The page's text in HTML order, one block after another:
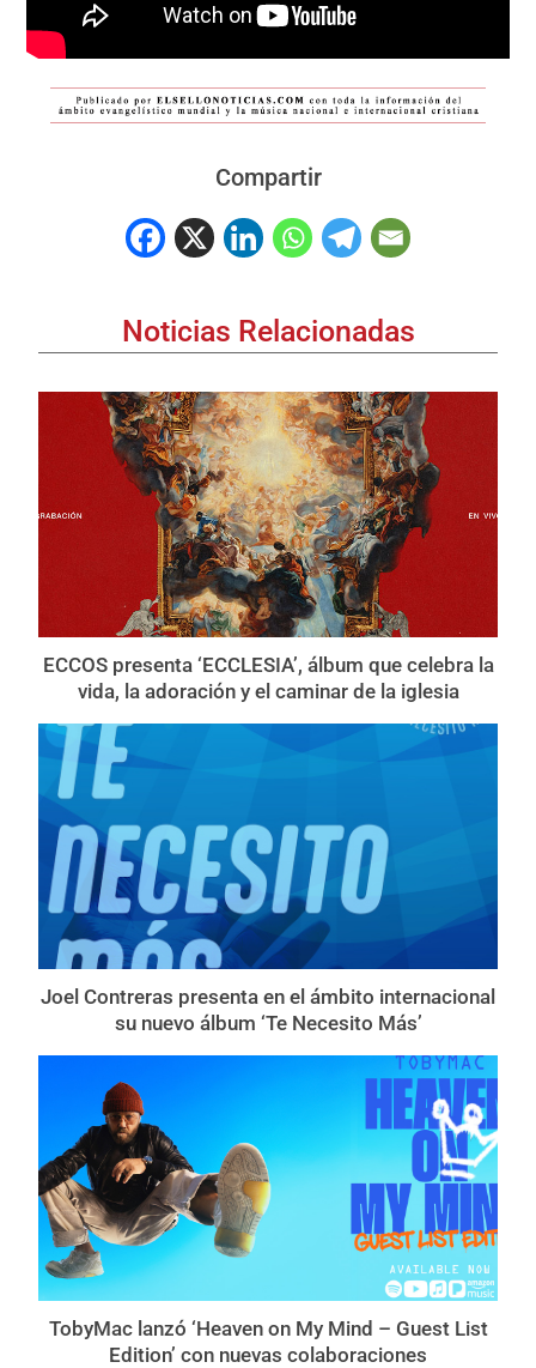
Compartir
Noticias Relacionadas
ECCOS presenta ‘ECCLESIA’, álbum que celebra la
vida, la adoración y el caminar de la iglesia
Joel Contreras presenta en el ámbito internacional
su nuevo álbum ‘Te Necesito Más’
TobyMac lanzó ‘Heaven on My Mind – Guest List
Edition’ con nuevas colaboraciones